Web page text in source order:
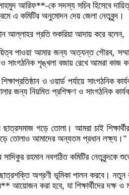
কে সদস্য সচিব হিসেবে দায়িত্ব
এ কমিটির অনুমোদন দেয় জেলা নেতৃবৃন্দ।
আল্লাহর প্রতি শুকরিয়া আদায় করে বলেন,
পাওয়া আমার জন্য অত্যন্ত গৌরব,
সাংগঠনিক শৃঙ্খলা বজায় রেখে আমরা
ও ওয়ার্ড পর্যায়ে সাংগঠনিক
জন্য নিয়মিত প্রশিক্ষণ ও সাংগঠনিক
গড়ে তোলা। আমরা চাই
তোলাও আমাদের অন্যতম প্রধান লক্ষ্য।"
রহমান নবগঠিত কমিটির নেতৃবৃন্দকে
ছাত্রশক্তি অগ্রণী ভূমিকা পালন করবে।
আয়োজন করা হবে, যা শিক্ষার্থীদের